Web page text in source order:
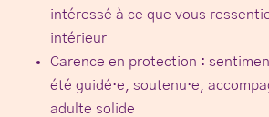
intéressé à ce que vous
intérieur
Carence en protection :
été guidé·e, soutenu·e,
adulte solide